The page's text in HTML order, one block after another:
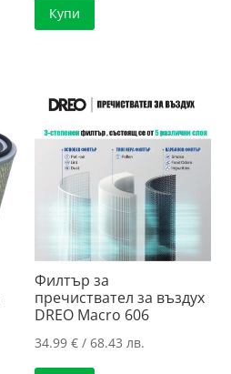
Купи
Филтър за
пречиствател за въздух
DREO Macro 606
34.99€ / 68.43 лв.